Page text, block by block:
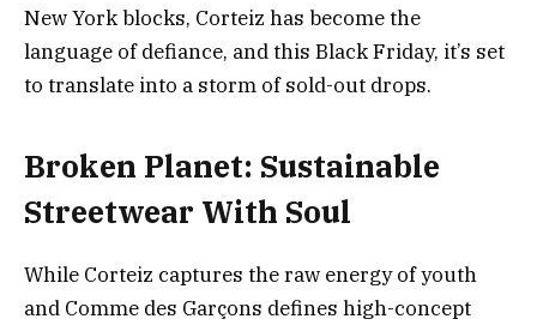
New York blocks, Corteiz has become the
language of defiance, and this Black Friday, it’s set
to translate into a storm of sold-out drops.
Broken Planet: Sustainable
Streetwear With Soul
While Corteiz captures the raw energy of youth
and Comme des Garçons defines high-concept